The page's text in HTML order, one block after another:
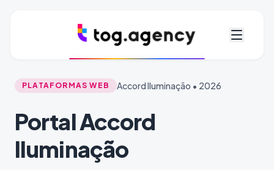
PLATAFORMAS WEB Accord Iluminação • 2026
Portal Accord
Iluminação